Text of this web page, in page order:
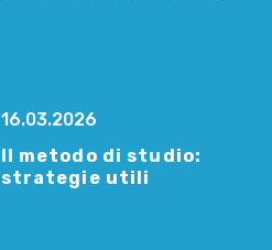
16.03.2026
Il metodo di studio:
strategie utili